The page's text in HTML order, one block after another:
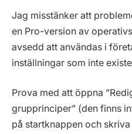
Jag misstänker att
en Pro-version av
avsedd att användas i
inställningar som inte
Prova med att öppna
grupprinciper” (den finns
på startknappen och